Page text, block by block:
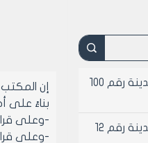
إن
بناءً على
-وعلى قرار
-وعلى قرار
قرار المكتب التنفيذي للمدينة رقم 100
قرار المكتب التنفيذي للمدينة رقم 12